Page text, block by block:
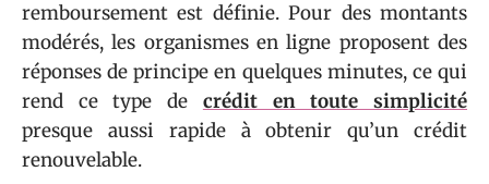
remboursement est définie. Pour des montants
modérés, les organismes en ligne proposent des
réponses de principe en quelques minutes, ce qui
rend ce type de crédit en toute simplicité
presque aussi rapide à obtenir qu’un crédit
renouvelable.